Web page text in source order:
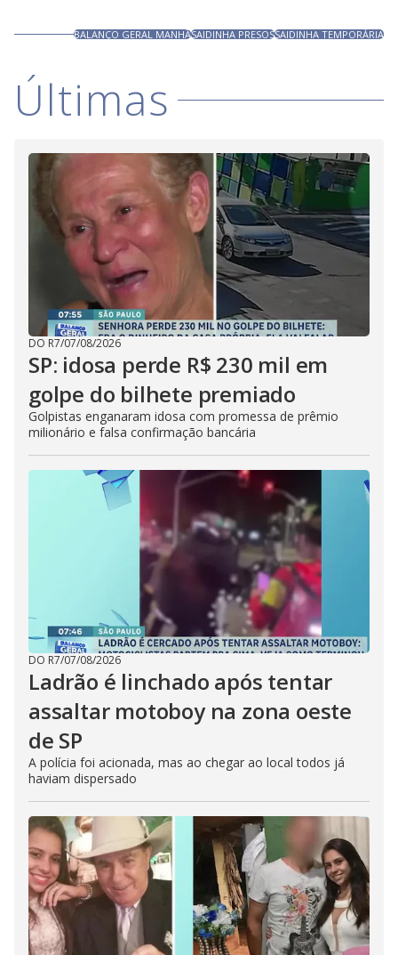
BALANÇO GERAL MANHÃSAIDINHA PRESOSSAIDINHA TEMPORÁRIA
Últimas
DO R7/07/08/2026
SP: idosa perde R$ 230 mil em
golpe do bilhete premiado
Golpistas enganaram idosa com promessa de prêmio
milionário e falsa confirmação bancária
DO R7/07/08/2026
Ladrão é linchado após tentar
assaltar motoboy na zona oeste
de SP
A polícia foi acionada, mas ao chegar ao local todos já
haviam dispersado